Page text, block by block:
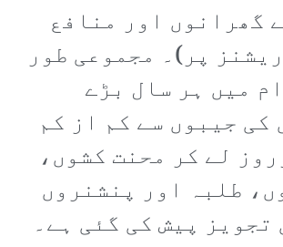
گھرانوں اور منافع
پر)۔ مجموعی طور
میں ہر سال بڑے
کی جیبوں سے کم از کم
لے کر محنت کشوں،
طلبہ اور پنشنروں
تجویز پیش کی گئی ہے۔